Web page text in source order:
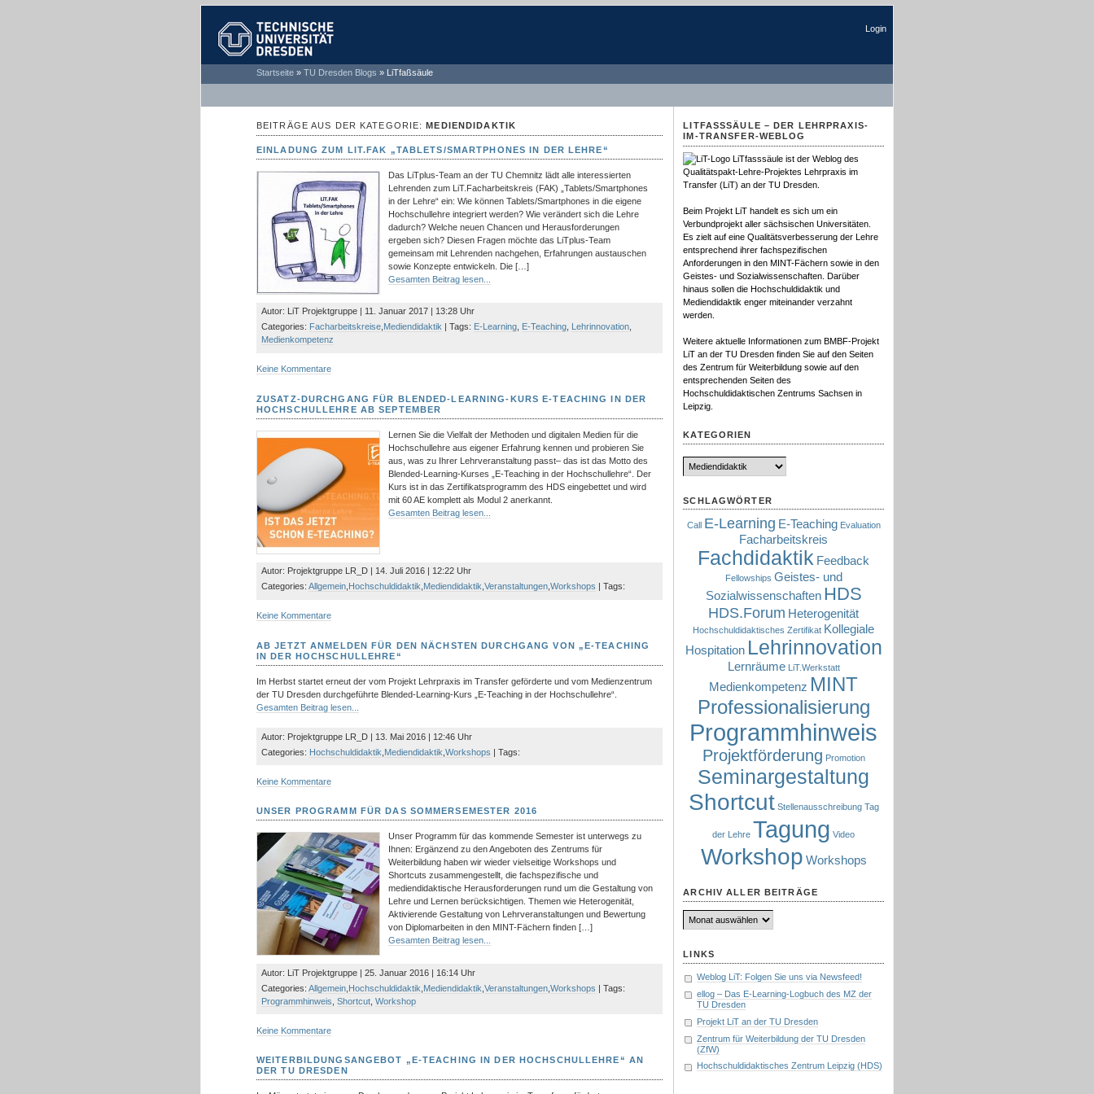
TECHNISCHE
UNIVERSITÄT
Login
Startseite » TU Dresden Blogs » LiTfaßsäule
LITFASSSÄULE – DER LEHRPRAXIS-
IM-TRANSFER-WEBLOG
LiTfasssäule ist der Weblog des
Qualitätspakt-Lehre-Projektes Lehrpraxis im
Transfer (LiT) an der TU Dresden.
Beim Projekt LiT handelt es sich um ein
Verbundprojekt aller sächsischen Universitäten.
Es zielt auf eine Qualitätsverbesserung der Lehre
entsprechend ihrer fachspezifischen
Anforderungen in den MINT-Fächern sowie in den
Geistes- und Sozialwissenschaften. Darüber
hinaus sollen die Hochschuldidaktik und
Mediendidaktik enger miteinander verzahnt
werden.
Weitere aktuelle Informationen zum BMBF-Projekt
LiT an der TU Dresden finden Sie auf den Seiten
des Zentrum für Weiterbildung sowie auf den
entsprechenden Seiten des
Hochschuldidaktischen Zentrums Sachsen in
Leipzig.
KATEGORIEN
Kategorien
SCHLAGWÖRTER
Call E-Learning E-Teaching Evaluation
Facharbeitskreis
Fachdidaktik Feedback
Fellowships Geistes- und
Sozialwissenschaften HDS
HDS.Forum Heterogenität
Hochschuldidaktisches Zertifikat Kollegiale
Hospitation Lehrinnovation
Lernräume LiT.Werkstatt
Medienkompetenz MINT
Professionalisierung
Programmhinweis
Projektförderung Promotion
Seminargestaltung
Shortcut Stellenausschreibung Tag
der Lehre Tagung Video
Workshop Workshops
ARCHIV ALLER BEITRÄGE
Archiv
aller
Beiträge
LINKS
Weblog LiT: Folgen Sie uns via Newsfeed!
ellog – Das E-Learning-Logbuch des MZ der
TU Dresden
Projekt LiT an der TU Dresden
Zentrum für Weiterbildung der TU Dresden
(ZfW)
Hochschuldidaktisches Zentrum Leipzig (HDS)
BEITRÄGE AUS DER KATEGORIE: MEDIENDIDAKTIK
EINLADUNG ZUM LIT.FAK „TABLETS/SMARTPHONES IN DER LEHRE“
Das LiTplus-Team an der TU Chemnitz lädt alle interessierten
Lehrenden zum LiT.Facharbeitskreis (FAK) „Tablets/Smartphones
in der Lehre“ ein: Wie können Tablets/Smartphones in die eigene
Hochschullehre integriert werden? Wie verändert sich die Lehre
dadurch? Welche neuen Chancen und Herausforderungen
ergeben sich? Diesen Fragen möchte das LiTplus-Team
gemeinsam mit Lehrenden nachgehen, Erfahrungen austauschen
sowie Konzepte entwickeln. Die […]
Gesamten Beitrag lesen...
Autor: LiT Projektgruppe | 11. Januar 2017 | 13:28 Uhr
Categories: Facharbeitskreise Mediendidaktik | Tags: E-Learning E-Teaching Lehrinnovation
Medienkompetenz
Keine Kommentare
ZUSATZ-DURCHGANG FÜR BLENDED-LEARNING-KURS E-TEACHING IN DER
HOCHSCHULLEHRE AB SEPTEMBER
Lernen Sie die Vielfalt der Methoden und digitalen Medien für die
Hochschullehre aus eigener Erfahrung kennen und probieren Sie
aus, was zu Ihrer Lehrveranstaltung passt– das ist das Motto des
Blended-Learning-Kurses „E-Teaching in der Hochschullehre“. Der
Kurs ist in das Zertifikatsprogramm des HDS eingebettet und wird
mit 60 AE komplett als Modul 2 anerkannt.
Gesamten Beitrag lesen...
Autor: Projektgruppe LR_D | 14. Juli 2016 | 12:22 Uhr
Categories:Allgemein Hochschuldidaktik Mediendidaktik ,Veranstaltungen ,Workshops | Tags:
Keine Kommentare
AB JETZT ANMELDEN FÜR DEN NÄCHSTEN DURCHGANG VON „E-TEACHING
IN DER HOCHSCHULLEHRE“
Im Herbst startet erneut der vom Projekt Lehrpraxis im Transfer geförderte und vom Medienzentrum
der TU Dresden durchgeführte Blended-Learning-Kurs „E-Teaching in der Hochschullehre“.
Gesamten Beitrag lesen...
Autor: Projektgruppe LR_D | 13. Mai 2016 | 12:46 Uhr
Categories: Hochschuldidaktik Mediendidaktik ,Workshops | Tags:
Keine Kommentare
UNSER PROGRAMM FÜR DAS SOMMERSEMESTER 2016
Unser Programm für das kommende Semester ist unterwegs zu
Ihnen: Ergänzend zu den Angeboten des Zentrums für
Weiterbildung haben wir wieder vielseitige Workshops und
Shortcuts zusammengestellt, die fachspezifische und
mediendidaktische Herausforderungen rund um die Gestaltung von
Lehre und Lernen berücksichtigen. Themen wie Heterogenität,
Aktivierende Gestaltung von Lehrveranstaltungen und Bewertung
von Diplomarbeiten in den MINT-Fächern finden […]
Gesamten Beitrag lesen...
Autor: LiT Projektgruppe | 25. Januar 2016 | 16:14 Uhr
Categories:Allgemein Hochschuldidaktik Mediendidaktik ,Veranstaltungen ,Workshops | Tags:
Programmhinweis ,Shortcut ,Workshop
Keine Kommentare
WEITERBILDUNGSANGEBOT „E-TEACHING IN DER HOCHSCHULLEHRE“ AN
DER TU DRESDEN